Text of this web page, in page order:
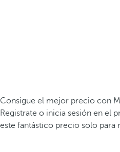
Consigue el mejor precio con
Registrate o inicia sesión en el
este fantástico precio solo para